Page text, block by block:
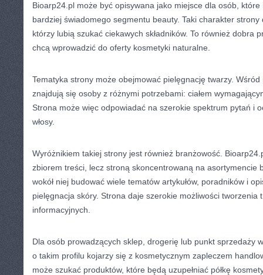
Bioarp24.pl może być opisywana jako miejsce dla osób,
bardziej świadomego segmentu beauty. Taki charakter
którzy lubią szukać ciekawych składników. To również dobra
chcą wprowadzić do oferty kosmetyki naturalne.
Tematyka strony może obejmować pielęgnację twarzy.
znajdują się osoby z różnymi potrzebami: ciałem
Strona może więc odpowiadać na szerokie spektrum pytań i
włosy.
Wyróżnikiem takiej strony jest również branżowość.
zbiorem treści, lecz stroną skoncentrowaną na asortymencie
wokół niej budować wiele tematów artykułów, poradników i
pielęgnacja skóry. Strona daje szerokie możliwości tworzenia
informacyjnych.
Dla osób prowadzących sklep, drogerię lub punkt sprzedaży
o takim profilu kojarzy się z kosmetycznym zapleczem
może szukać produktów, które będą uzupełniać półkę